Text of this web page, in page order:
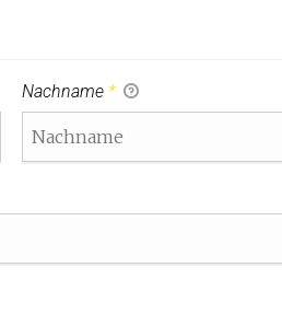
Nachname *